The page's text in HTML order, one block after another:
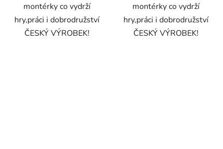
montérky co vydrží
hry,práci i dobrodružství
ČESKÝ VÝROBEK!
montérky co vydrží
hry,práci i dobrodružství
ČESKÝ VÝROBEK!